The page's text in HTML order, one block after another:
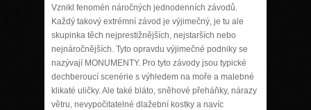
Vznikl fenomén náročných jednodenních závodů.
Každý takový extrémní závod je výjimečný, je tu ale
skupinka těch nejprestižnějších, nejstarších nebo
nejnáročnějších. Tyto opravdu výjimečné podniky se
nazývají MONUMENTY. Pro tyto závody jsou typické
dechberoucí scenérie s výhledem na moře a malebné
klikaté uličky. Ale také bláto, sněhové přeháňky, nárazy
větru, nevypočitatelné dlažební kostky a navíc